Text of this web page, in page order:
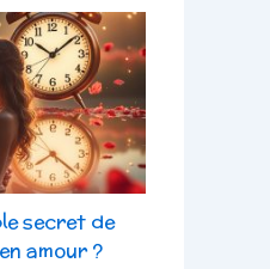
secret de
amour ?